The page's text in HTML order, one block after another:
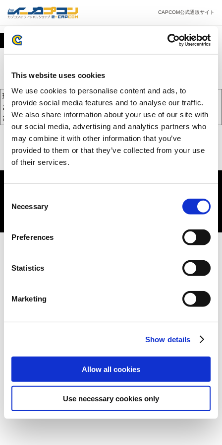
This website uses cookies
We use cookies to personalise content and ads, to
provide social media features and to analyse our traffic.
We also share information about your use of our site with
our social media, advertising and analytics partners who
may combine it with other information that you’ve
provided to them or that they’ve collected from your use
of their services.
Selection
Necessary
Preferences
Statistics
Marketing
Show details
Allow all cookies
Use necessary cookies only
CAPCOM公式通販サイト
カート
現在、カートには商品が入っておりません。
お買い物を続けるには下の 「お買い物を続ける」 をクリックしてく
ださい。